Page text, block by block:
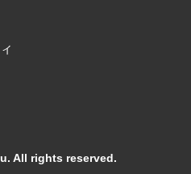
All rights reserved.